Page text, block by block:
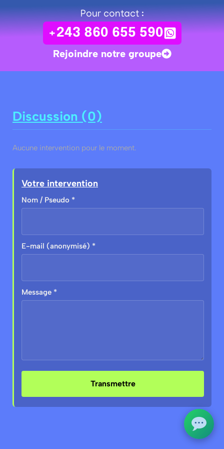
Pour contact :
+243 860 655 590
Rejoindre notre groupe
Discussion (0)
Aucune intervention pour le moment.
Votre intervention
Nom / Pseudo *
E-mail (anonymisé) *
Message *